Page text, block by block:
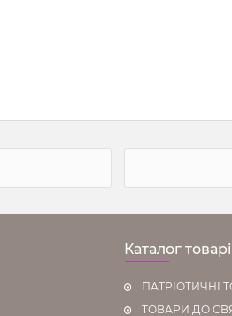
Каталог
ПАТРІОТИЧНІ
ТОВАРИ ДО